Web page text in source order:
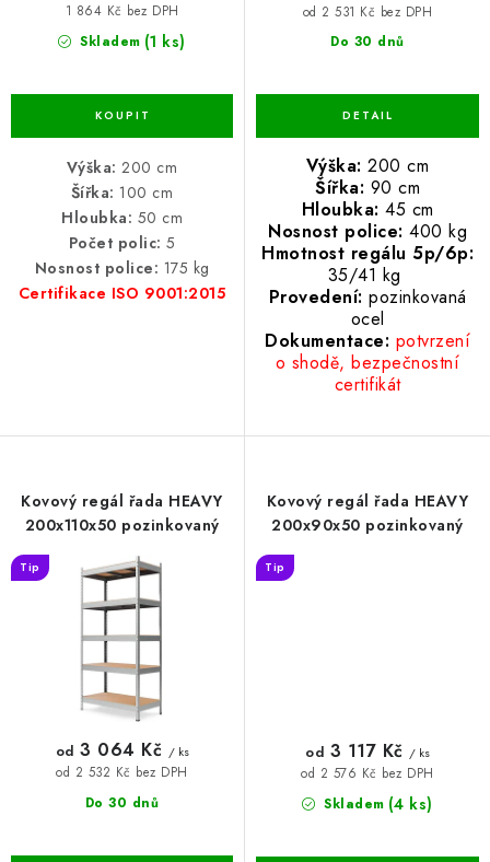
Skladem (1 ks)
1 864 Kč bez DPH
Výška: 200 cm
Šířka: 100 cm
Hloubka: 50 cm
Počet polic: 5
Nosnost police: 175 kg
Certifikace ISO 9001:2015
Do 30 dnů
od 2 531 Kč bez DPH
Výška: 200 cm
Šířka: 90 cm
Hloubka: 45 cm
Nosnost police: 400 kg
Hmotnost regálu 5p/6p:
35/41 kg
Provedení: pozinkovaná
ocel
Dokumentace: potvrzení
o shodě, bezpečnostní
certifikát
Kovový regál řada HEAVY
200x110x50 pozinkovaný
Tip
Do 30 dnů
od 2 532 Kč bez DPH
od 3 064 Kč / ks
Kovový regál řada HEAVY
200x90x50 pozinkovaný
Tip
Skladem (4 ks)
od 2 576 Kč bez DPH
od 3 117 Kč / ks